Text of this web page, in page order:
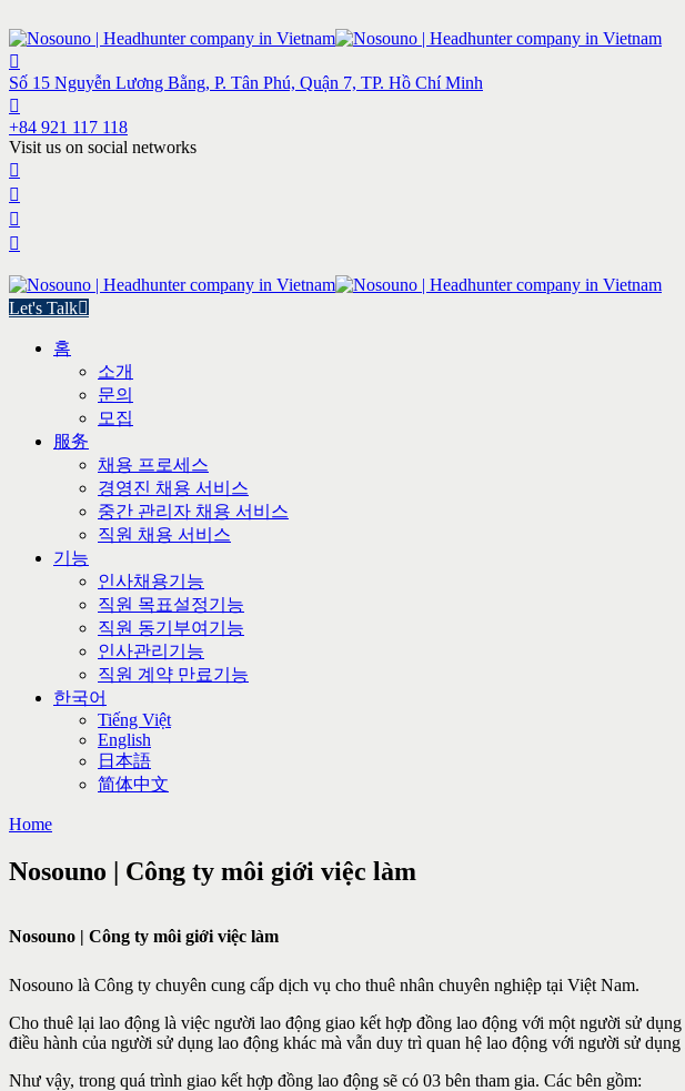
Số 15 Nguyễn Lương Bằng, P. Tân Phú, Quận 7, TP. Hồ Chí Minh
+84 921 117 118
Visit us on social networks
Let's Talk
홈
소개
문의
모집
服务
채용 프로세스
경영진 채용 서비스
중간 관리자 채용 서비스
직원 채용 서비스
기능
인사채용기능
직원 목표설정기능
직원 동기부여기능
인사관리기능
직원 계약 만료기능
한국어
Tiếng Việt
English
日本語
简体中文
Home
Nosouno | Công ty môi giới việc làm
Nosouno | Công ty môi giới việc làm
Nosouno là Công ty chuyên cung cấp dịch vụ cho thuê nhân chuyên nghiệp tại Việt Nam.
Cho thuê lại lao động là việc người lao động giao kết hợp đồng lao động với một người sử
điều hành của người sử dụng lao động khác mà vẫn duy trì quan hệ lao động với người sử
Như vậy, trong quá trình giao kết hợp đồng lao động sẽ có 03 bên tham gia. Các bên gồm: